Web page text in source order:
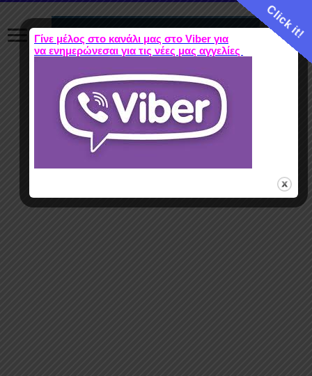
Click it!
Γίνε μέλος στο κανάλι μας στο Viber για
να ενημερώνεσαι για τις νέες μας αγγελίες